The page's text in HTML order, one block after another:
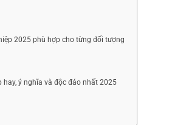
2025 phù hợp cho từng đối tượng
ý nghĩa và độc đáo nhất 2025